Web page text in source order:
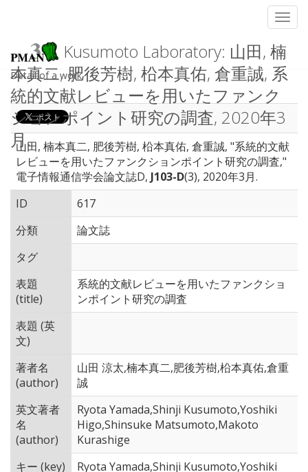
Kusumoto Laboratory: 山田, 楠
本真二, 肥後芳樹, 柗本真佑, 倉重誠, 系
統的文献レビューを用いたファンク
ションポイント研究の調査, 2020年3
月.
Detail of a work
山田, 楠本真二, 肥後芳樹, 柗本真佑, 倉重誠, "系統的文献
レビューを用いたファンクションポイント研究の調査,"
電子情報通信学会論文誌D, J103-D(3), 2020年3月.
ID
617
分類
論文誌
タグ
表題
(title)
系統的文献レビューを用いたファンクショ
ンポイント研究の調査
表題 (英
文)
著者名
(author)
山田 涼太,楠本真二,肥後芳樹,柗本真佑,倉重
誠
英文著者
名
(author)
Ryota Yamada,Shinji Kusumoto,Yoshiki
Higo,Shinsuke Matsumoto,Makoto
Kurashige
キー (key)
Ryota Yamada,Shinji Kusumoto,Yoshiki